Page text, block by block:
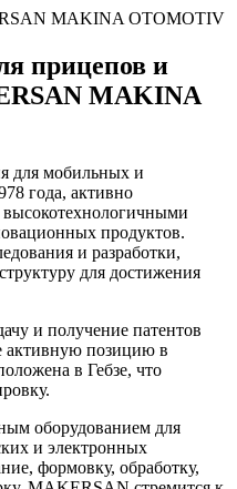
MAKINA OTOMOTIV
прицепов и
MAKINA
для мобильных и
года, активно
высокотехнологичными
продуктов.
и разработки,
для достижения
и получение патентов
активную позицию в
в Гебзе, что
оборудованием для
и электронных
формовку, обработку,